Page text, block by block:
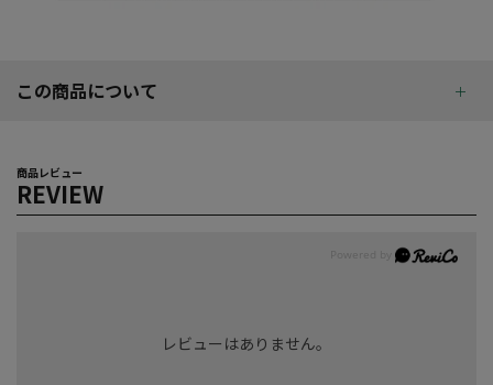
この商品について
商品レビュー
REVIEW
レビューはありません。